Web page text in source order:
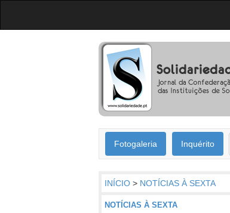
Fotogaleria Inquérito
INÍCIO > NOTÍCIAS À SEXTA
NOTÍCIAS À SEXTA